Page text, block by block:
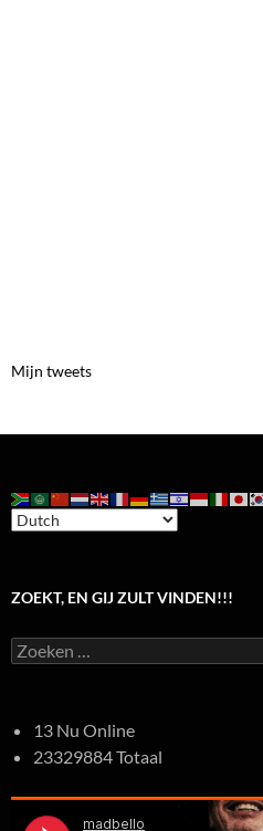
Mijn tweets
ZOEKT, EN GIJ ZULT VINDEN!!!
Zoeken
naar:
13 Nu Online
23329884 Totaal